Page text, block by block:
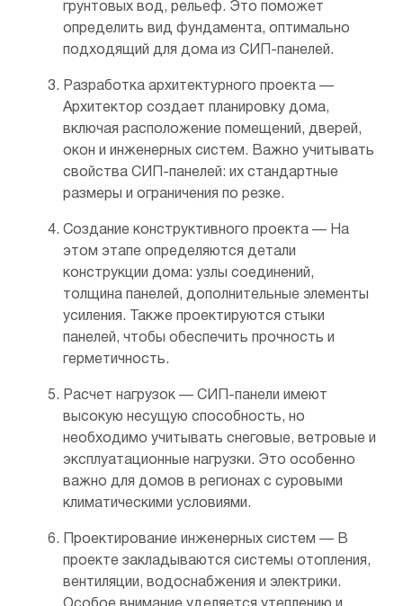
грунтовых вод, рельеф. Это поможет
определить вид фундамента, оптимально
подходящий для дома из СИП-панелей.
Разработка архитектурного проекта —
Архитектор создает планировку дома,
включая расположение помещений, дверей,
окон и инженерных систем. Важно учитывать
свойства СИП-панелей: их стандартные
размеры и ограничения по резке.
Создание конструктивного проекта — На
этом этапе определяются детали
конструкции дома: узлы соединений,
толщина панелей, дополнительные элементы
усиления. Также проектируются стыки
панелей, чтобы обеспечить прочность и
герметичность.
Расчет нагрузок — СИП-панели имеют
высокую несущую способность, но
необходимо учитывать снеговые, ветровые и
эксплуатационные нагрузки. Это особенно
важно для домов в регионах с суровыми
климатическими условиями.
Проектирование инженерных систем — В
проекте закладываются системы отопления,
вентиляции, водоснабжения и электрики.